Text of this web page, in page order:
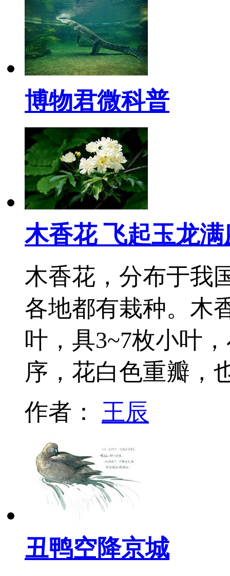
博物君微科普
木香花 飞起玉龙满
木香花，分布于我
各地都有栽种。木
叶，具3~7枚小叶
序，花白色重瓣
作者： 王辰
丑鸭空降京城